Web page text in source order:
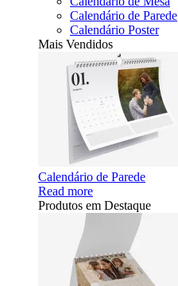
Calendário de Parede
Calendário Poster
Mais Vendidos
Calendário de Parede
Read more
Produtos em Destaque